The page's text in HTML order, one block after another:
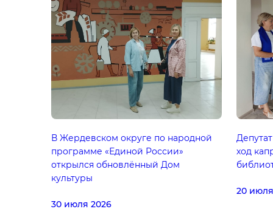
В Жердевском округе по народной
программе «Единой России»
открылся обновлённый Дом
культуры
30 июля 2026
ход
20